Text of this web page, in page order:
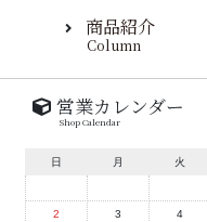
商品紹介
Column
営業カレンダー
Shop Calendar
日 月 火
2 3 4